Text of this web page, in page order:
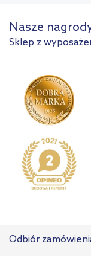
Nasze
Sklep z
Odbiór